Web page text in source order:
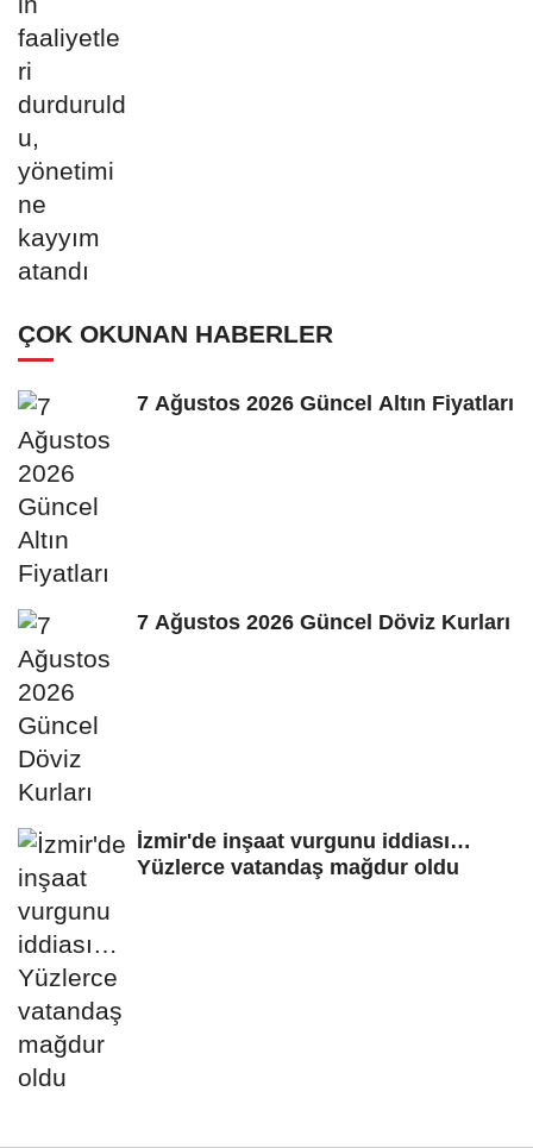
ÇOK OKUNAN HABERLER
7 Ağustos 2026 Güncel Altın Fiyatları
7 Ağustos 2026 Güncel Döviz Kurları
İzmir'de inşaat vurgunu iddiası…
Yüzlerce vatandaş mağdur oldu